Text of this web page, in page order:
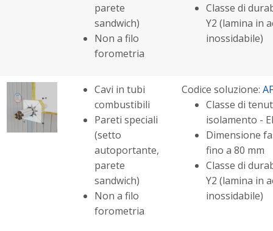
parete
sandwich)
Non a filo
forometria
Classe di
Y2 (lamina in
inossidabile)
Cavi in tubi
combustibili
Pareti speciali
(setto
autoportante,
parete
sandwich)
Non a filo
forometria
Codice soluzione:
Classe di
isolamento -
Dimensione
fino a 80 mm
Classe di
Y2 (lamina in
inossidabile)